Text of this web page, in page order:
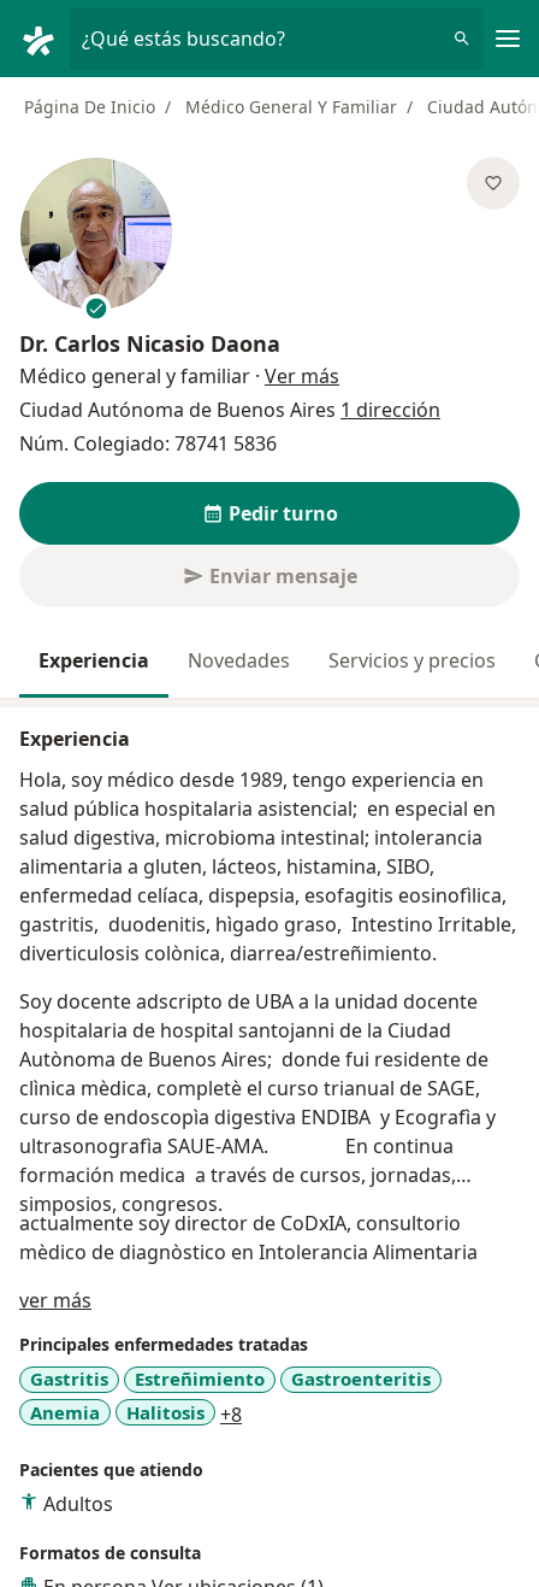
¿Qué estás buscando?
Página De Inicio Médico General Y Familiar Ciudad
Dr. Carlos Nicasio Daona
Médico general y familiar · Ver más
Ciudad Autónoma de Buenos Aires 1 dirección
Núm. Colegiado: 78741 5836
Pedir turno
Enviar mensaje
Experiencia Novedades Servicios y precios
Experiencia
Hola, soy médico desde 1989, tengo experiencia en
salud pública hospitalaria asistencial; en especial en
salud digestiva, microbioma intestinal; intolerancia
alimentaria a gluten, lácteos, histamina, SIBO,
enfermedad celíaca, dispepsia, esofagitis eosinofìlica,
gastritis, duodenitis, hìgado graso, Intestino Irritable,
diverticulosis colònica, diarrea/estreñimiento.
Soy docente adscripto de UBA a la unidad docente
hospitalaria de hospital santojanni de la Ciudad
Autònoma de Buenos Aires; donde fui residente de
clìnica mèdica, completè el curso trianual de SAGE,
curso de endoscopìa digestiva ENDIBA y Ecografìa y
ultrasonografìa SAUE-AMA. En continua
formación medica a través de cursos, jornadas,
simposios, congresos.
actualmente soy director de CoDxIA, consultorio
mèdico de diagnòstico en Intolerancia Alimentaria
ver más
Principales enfermedades tratadas
Gastritis Estreñimiento
Gastroenteritis
Anemia
Halitosis +8a11y_sr_more_diseases
Pacientes que atiendo
Adultos
Formatos de consulta